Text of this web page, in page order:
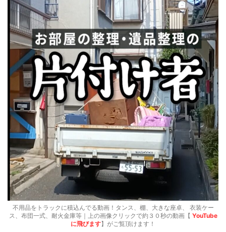
不用品をトラックに積込んでる動画！タンス、棚、大きな座卓、 衣装ケー
ス、布団一式、耐火金庫等｜上の画像クリックで約３０秒の動画【 YouTube
に飛びます】がご覧頂けます！